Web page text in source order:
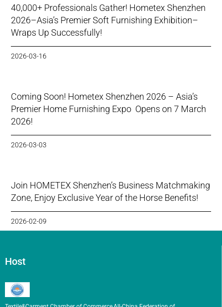
40,000+ Professionals Gather! Hometex Shenzhen
2026–Asia’s Premier Soft Furnishing Exhibition–
Wraps Up Successfully!
2026-03-16
Coming Soon! Hometex Shenzhen 2026 – Asia’s
Premier Home Furnishing Expo Opens on 7 March
2026!
2026-03-03
Join HOMETEX Shenzhen’s Business Matchmaking
Zone, Enjoy Exclusive Year of the Horse Benefits!
2026-02-09
Host